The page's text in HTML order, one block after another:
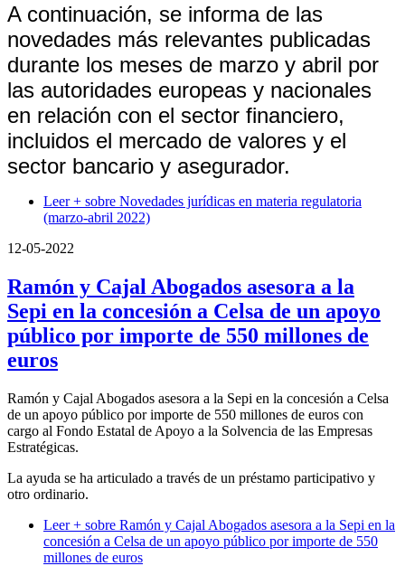
A continuación, se informa de las
novedades más relevantes publicadas
durante los meses de marzo y abril por
las autoridades europeas y nacionales
en relación con el sector financiero,
incluidos el mercado de valores y el
sector bancario y asegurador.
Leer + sobre Novedades jurídicas en materia regulatoria
(marzo-abril 2022)
12-05-2022
Ramón y Cajal Abogados asesora a la
Sepi en la concesión a Celsa de un apoyo
público por importe de 550 millones de
euros
Ramón y Cajal Abogados asesora a la Sepi en la concesión a Celsa
de un apoyo público por importe de 550 millones de euros con
cargo al Fondo Estatal de Apoyo a la Solvencia de las Empresas
Estratégicas.
La ayuda se ha articulado a través de un préstamo participativo y
otro ordinario.
Leer + sobre Ramón y Cajal Abogados asesora a la Sepi en la
concesión a Celsa de un apoyo público por importe de 550
millones de euros